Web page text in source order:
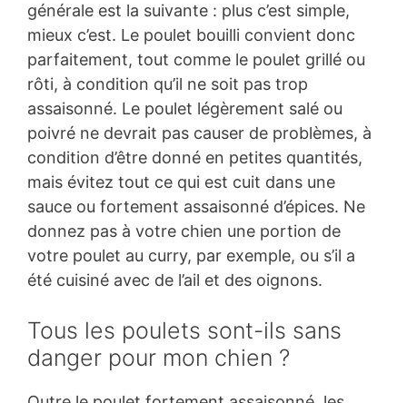
générale est la suivante : plus c’est simple,
mieux c’est. Le poulet bouilli convient donc
parfaitement, tout comme le poulet grillé ou
rôti, à condition qu’il ne soit pas trop
assaisonné. Le poulet légèrement salé ou
poivré ne devrait pas causer de problèmes, à
condition d’être donné en petites quantités,
mais évitez tout ce qui est cuit dans une
sauce ou fortement assaisonné d’épices. Ne
donnez pas à votre chien une portion de
votre poulet au curry, par exemple, ou s’il a
été cuisiné avec de l’ail et des oignons.
Tous les poulets sont-ils sans
danger pour mon chien ?